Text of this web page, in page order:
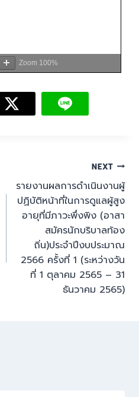
Zoom 100%
NEXT
รายงานผลการดำเนินงานผู้
ปฏิบัติหน้าที่ในการดูแลผู้สูง
อายุที่มีภาวะพึ่งพิง (อาสา
สมัครนักบริบาลท้อง
ถิ่น)ประจำปีงบประมาณ
2566 ครั้งที่ 1 (ระหว่างวัน
ที่ 1 ตุลาคม 2565 – 31
ธันวาคม 2565)